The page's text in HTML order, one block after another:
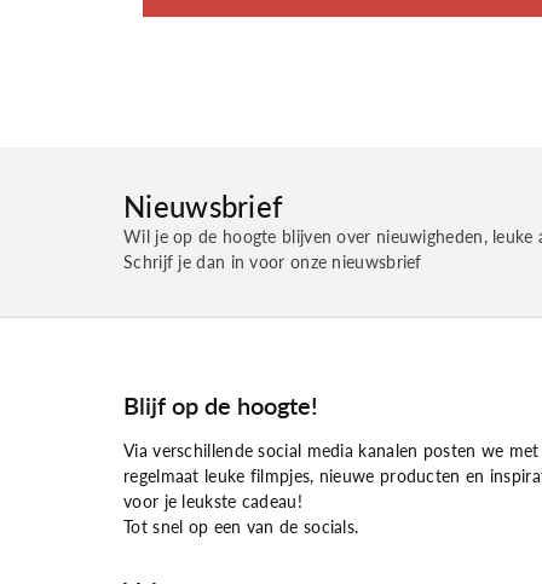
Nieuwsbrief
Wil je op de hoogte blijven over nieuwigheden, leuke
Schrijf je dan in voor onze nieuwsbrief
Blijf op de hoogte!
Via verschillende social media kanalen posten we met
regelmaat leuke filmpjes, nieuwe producten en
voor je leukste cadeau!
Tot snel op een van de socials.